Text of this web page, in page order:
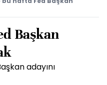
Başkan
adayını